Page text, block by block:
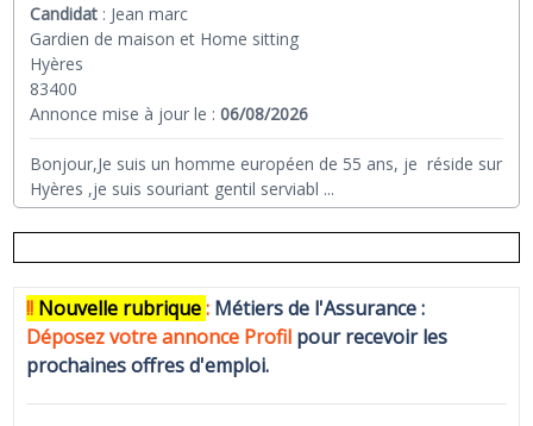
Candidat : Jean marc
Gardien de maison et Home sitting
Hyères
83400
Annonce mise à jour le :06/08/2026
Bonjour,Je suis un homme européen de 55 ans, je réside sur
Hyères ,je suis souriant gentil serviabl ...
!! Nouvelle rubrique: Métiers de l'Assurance :
Déposez votre annonce Profil pour recevoir les
prochaines offres d'emploi.